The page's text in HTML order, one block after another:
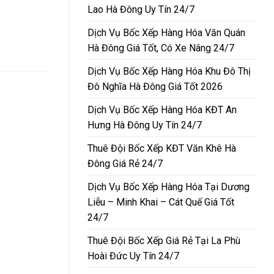
Lao Hà Đông Uy Tín 24/7
Dịch Vụ Bốc Xếp Hàng Hóa Văn Quán
Hà Đông Giá Tốt, Có Xe Nâng 24/7
Dịch Vụ Bốc Xếp Hàng Hóa Khu Đô Thị
Đô Nghĩa Hà Đông Giá Tốt 2026
Dịch Vụ Bốc Xếp Hàng Hóa KĐT An
Hưng Hà Đông Uy Tín 24/7
Thuê Đội Bốc Xếp KĐT Văn Khê Hà
Đông Giá Rẻ 24/7
Dịch Vụ Bốc Xếp Hàng Hóa Tại Dương
Liễu – Minh Khai – Cát Quế Giá Tốt
24/7
Thuê Đội Bốc Xếp Giá Rẻ Tại La Phù
Hoài Đức Uy Tín 24/7